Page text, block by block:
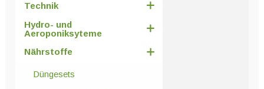
Technik
Hydro- und
Aeroponiksyteme
Nährstoffe
Düngesets